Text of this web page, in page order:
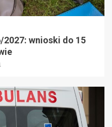
wnioski do 15